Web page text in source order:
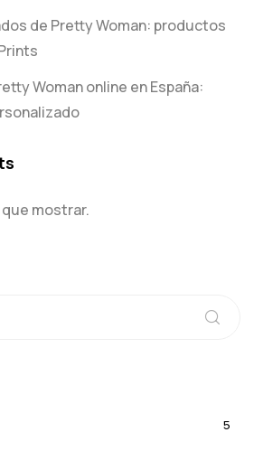
de Pretty Woman: productos
Woman online en España:
mostrar.
5